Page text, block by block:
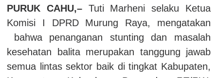
PURUK CAHU,– Tuti Marheni selaku Ketua
Komisi I DPRD Murung Raya, mengatakan
bahwa penanganan stunting dan masalah
kesehatan balita merupakan tanggung jawab
semua lintas sektor baik di tingkat Kabupaten,